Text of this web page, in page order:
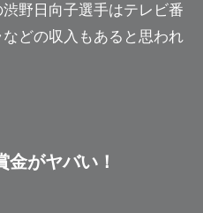
野日向子選手はテレビ番
どの収入もあると思われ
がヤバい！